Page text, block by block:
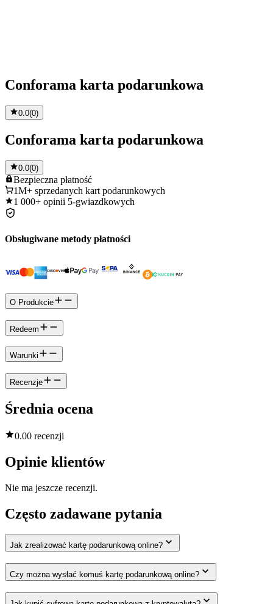
Conforama karta podarunkowa
0.0(0)
Conforama karta podarunkowa
0.0(0)
Bezpieczna płatność
1M+ sprzedanych kart podarunkowych
1 000+ opinii 5-gwiazdkowych
Obsługiwane metody płatności
O Produkcie
Redeem
Warunki
Recenzje
Średnia ocena
0.00 recenzji
Opinie klientów
Nie ma jeszcze recenzji.
Często zadawane pytania
Jak zrealizować kartę podarunkową online?
Czy można wysłać komuś kartę podarunkową online?